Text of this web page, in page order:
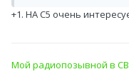
+1. НА С5 очень
Мой радиопозывной в